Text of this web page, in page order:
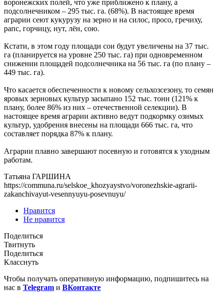
воронежских полей, что уже приближено к плану, а
подсолнечником – 295 тыс. га. (68%). В настоящее время
аграрии сеют кукурузу на зерно и на силос, просо, гречиху,
рапс, горчицу, нут, лён, сою.
Кстати, в этом году площади сои будут увеличены на 37 тыс.
га (планируется на уровне 250 тыс. га) при одновременном
снижении площадей подсолнечника на 56 тыс. га (по плану –
449 тыс. га).
Что касается обеспеченности к новому сельхозсезону, то семян
яровых зерновых культур засыпано 152 тыс. тонн (121% к
плану, более 86% из них – отечественной селекции). В
настоящее время аграрии активно ведут подкормку озимых
культур, удобрения внесены на площади 666 тыс. га, что
составляет порядка 87% к плану.
Аграрии плавно завершают посевную и готовятся к уходным
работам.
Татьяна ГАРШИНА
https://communa.ru/selskoe_khozyaystvo/voronezhskie-agrarii-
zakanchivayut-vesennyuyu-posevnuyu/
Нравится
Не нравится
Поделиться
Твитнуть
Поделиться
Класснуть
Чтобы получать оперативную информацию, подпишитесь на
нас в Telegram и ВКонтакте